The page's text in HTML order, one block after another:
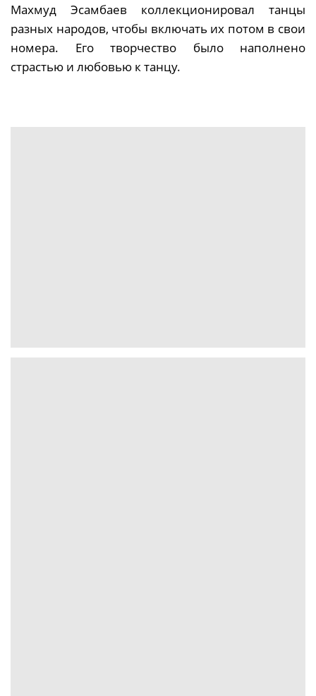
Махмуд Эсамбаев коллекционировал танцы
разных народов, чтобы включать их потом в свои
номера. Его творчество было наполнено
страстью и любовью к танцу.